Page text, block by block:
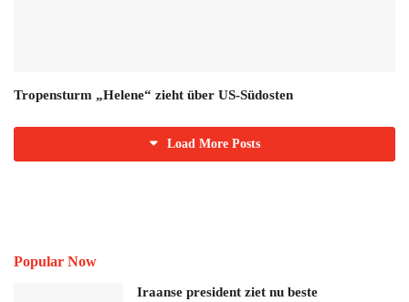
Tropensturm „Helene“ zieht über US-Südosten
Load More Posts
Popular Now
Iraanse president ziet nu beste